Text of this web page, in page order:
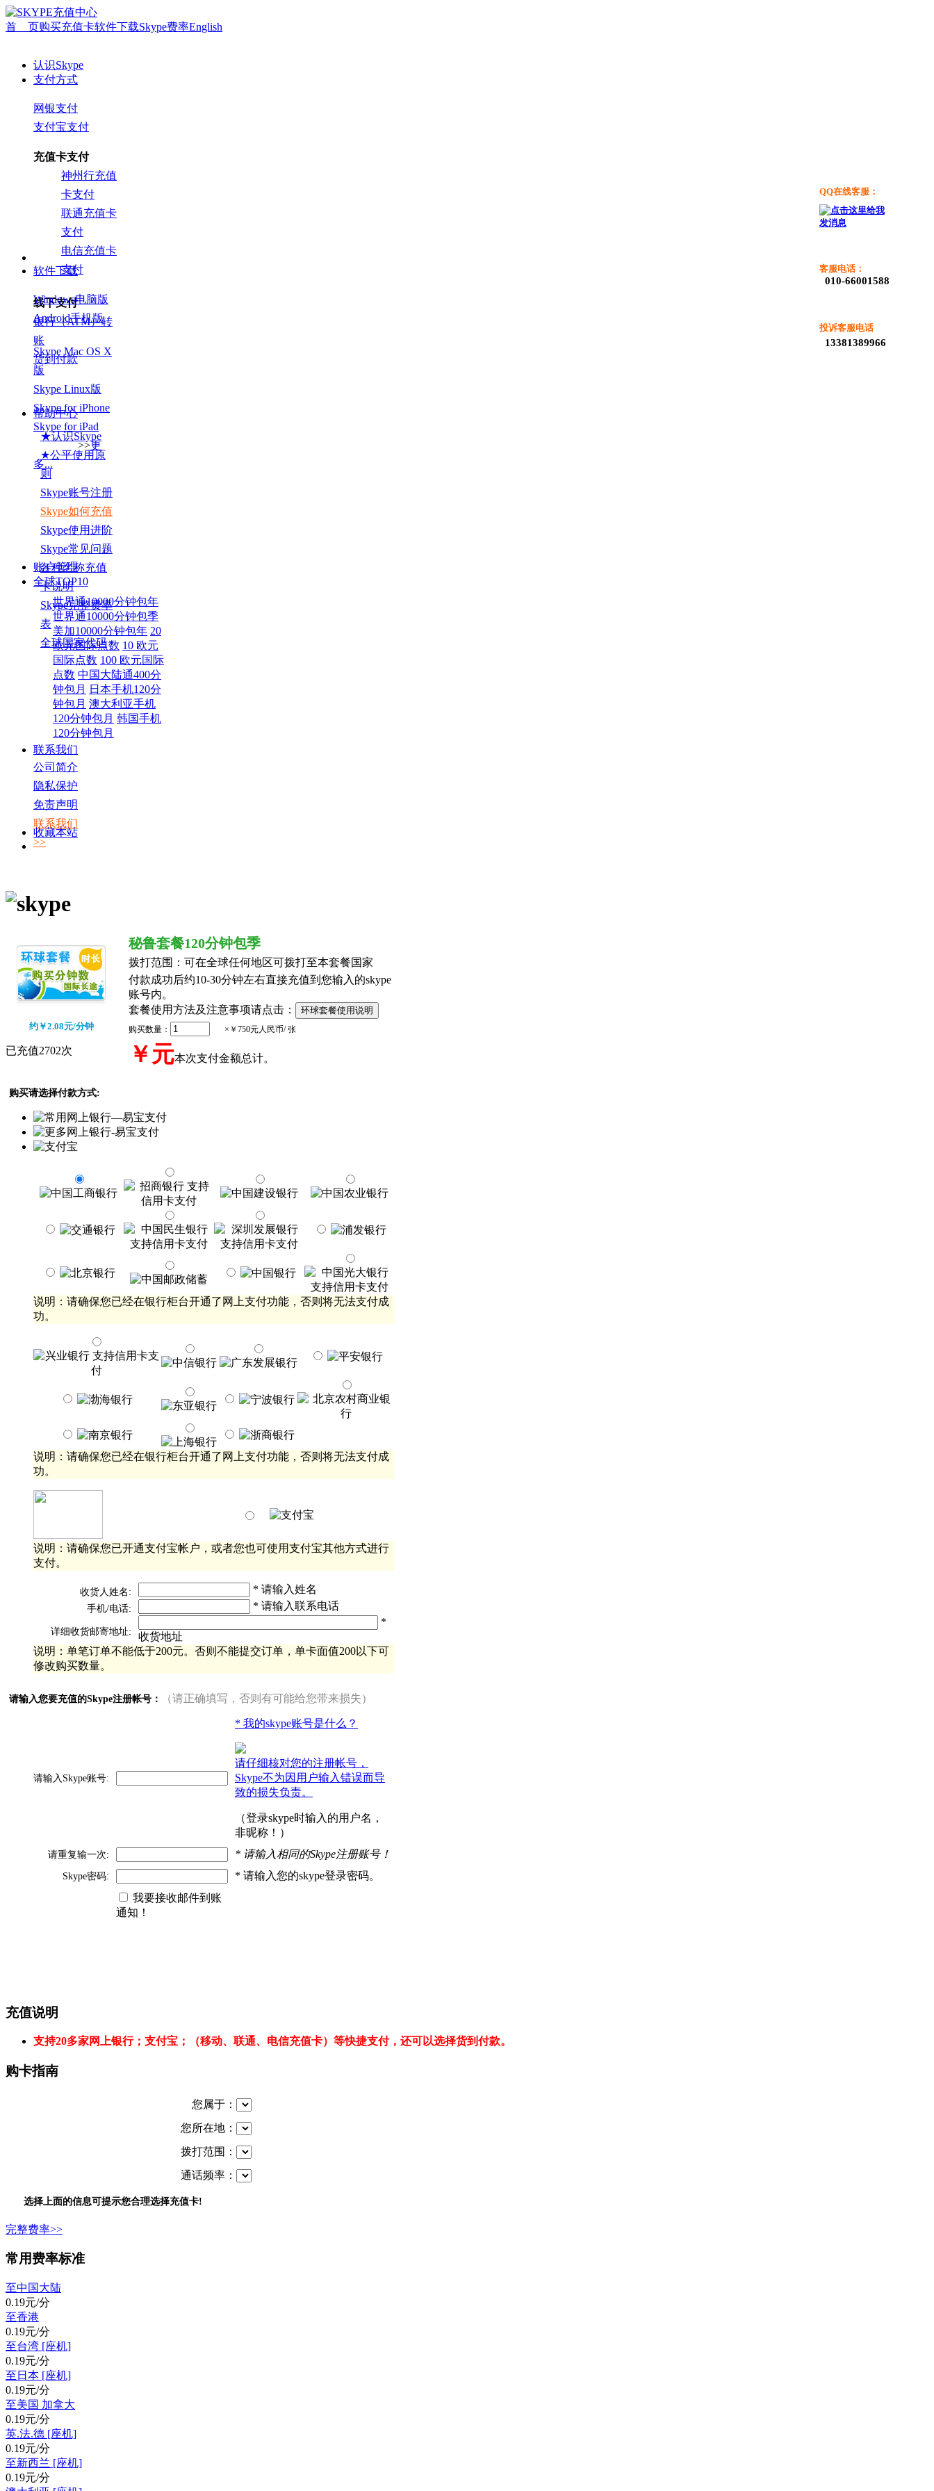
首 页购买充值卡软件下载Skype费率English
认识Skype
支付方式
网银支付
支付宝支付
充值卡支付
神州行充值
卡支付
联通充值卡
支付
电信充值卡
支付
线下支付
银行（ATM）转
账
货到付款
软件下载
Windows电脑版
Android手机版
Skype Mac OS X
版
Skype Linux版
Skype for iPhone
Skype for iPad
>>更
多...
帮助中心
★认识Skype
★公平使用原
则
Skype账号注册
Skype如何充值
Skype使用进阶
Skype常见问题
各种名称充值
卡说明
Skype完整费率
表
全球国家代码
账户管理
全球TOP10
世界通10000分钟包年
世界通10000分钟包季
美加10000分钟包年 20
欧元国际点数 10 欧元
国际点数 100 欧元国际
点数 中国大陆通400分
钟包月
日本手机120分
钟包月 澳大利亚手机
120分钟包月 韩国手机
120分钟包月
联系我们
公司简介
隐私保护
免责声明
联系我们
>>
收藏本站
约￥2.08元/分钟
已充值2702次
秘鲁套餐120分钟包季
拨打范围： 可在全球任何地区可拨打至本套餐国家
付款成功后约10-30分钟左右直接充值到您输入的skype
账号内。
套餐使用方法及注意事项请点击：
购买数量： ×￥750元人民币/ 张
￥元本次支付金额总计。
购买请选择付款方式:
说明：请确保您已经在银行柜台开通了网上支付功能，否则将无法支付成
功。
说明：请确保您已经在银行柜台开通了网上支付功能，否则将无法支付成
功。
说明：请确保您已开通支付宝帐户，或者您也可使用支付宝其他方式进行
支付。
收货人姓名: * 请输入姓名
手机/电话: * 请输入联系电话
详细收货邮寄地址:
*
收货地址
说明：单笔订单不能低于200元。否则不能提交订单，单卡面值200以下可
修改购买数量。
请输入您要充值的Skype注册帐号： （请正确填写，否则有可能给您带来损失）
请输入Skype账号:
* 我的skype账号是什么？
请仔细核对您的注册帐号，
Skype不为因用户输入错误而导
致的损失负责。
（登录skype时输入的用户名，
非昵称！）
请重复输一次: * 请输入相同的Skype注册账号！
Skype密码:
* 请输入您的skype登录密码。
我要接收邮件到账
通知！
充值说明
支持20多家网上银行；支付宝；（移动、联通、电信充值卡）等快捷支付，还可以选择货到付款。
购卡指南
您属于：
您所在地：
拨打范围：
通话频率：
选择上面的信息可提示您合理选择充值卡!
完整费率>>
常用费率标准
至中国大陆
0.19元/分
至香港
0.19元/分
至台湾 [座机]
0.19元/分
至日本 [座机]
0.19元/分
至美国 加拿大
0.19元/分
英.法.德 [座机]
0.19元/分
至新西兰 [座机]
0.19元/分
QQ在线客服：
客服电话：
010-66001588
投诉客服电话
13381389966